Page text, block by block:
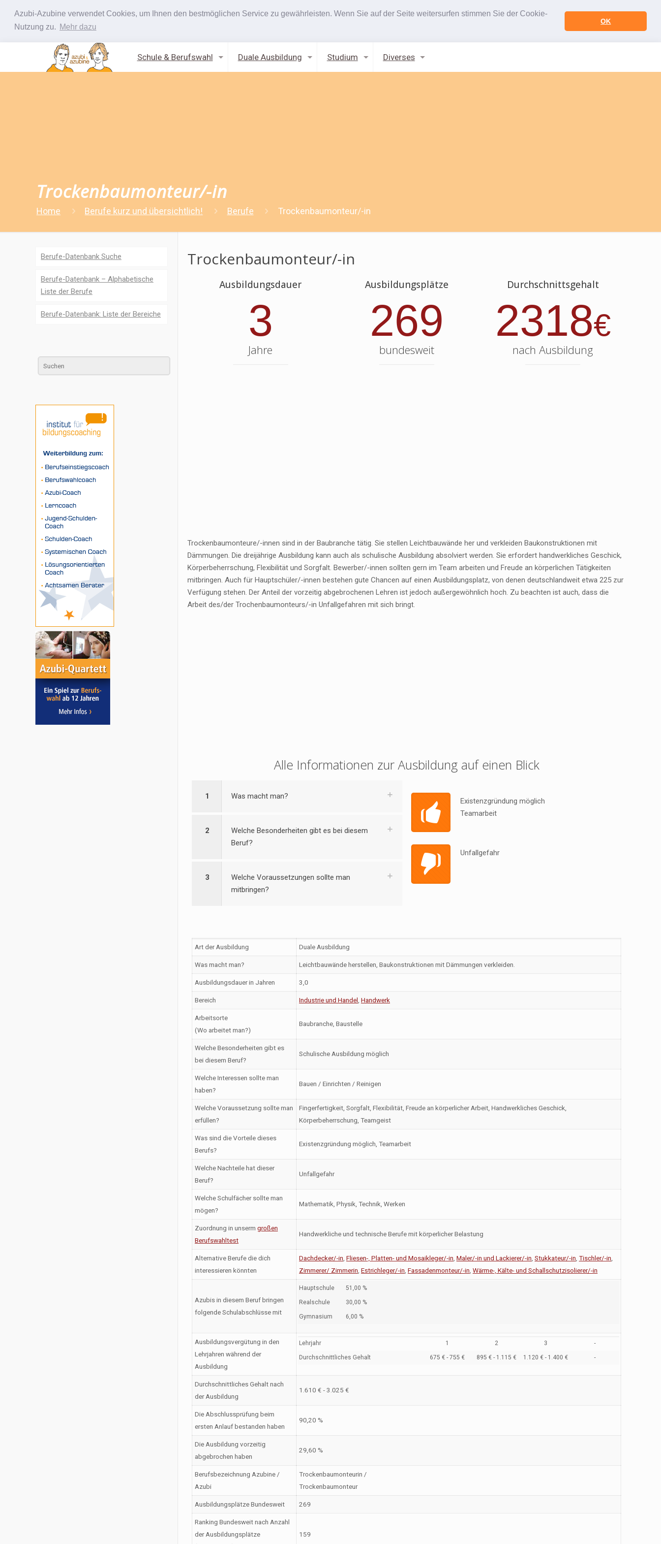
Azubi-Azubine verwendet Cookies, um Ihnen den bestmöglichen Service zu gewährleisten. Wenn Sie auf der Seite weitersurfen stimmen Sie der Cookie-
Nutzung zu. Mehr dazu
OK
Schule & Berufswahl Duale Ausbildung Studium Diverses
Trockenbaumonteur/-in
Home Berufe kurz und übersichtlich! Berufe Trockenbaumonteur/-in
Trockenbaumonteur/-in
Ausbildungsdauer
3
Jahre
Ausbildungsplätze
269
bundesweit
Durchschnittsgehalt
2318€
nach Ausbildung
Trockenbaumonteure/-innen sind in der Baubranche tätig. Sie stellen Leichtbauwände her und verkleiden Baukonstruktionen mit
Dämmungen. Die dreijährige Ausbildung kann auch als schulische Ausbildung absolviert werden. Sie erfordert handwerkliches Geschick,
Körperbeherrschung, Flexibilität und Sorgfalt. Bewerber/-innen sollten gern im Team arbeiten und Freude an körperlichen Tätigkeiten
mitbringen. Auch für Hauptschüler/-innen bestehen gute Chancen auf einen Ausbildungsplatz, von denen deutschlandweit etwa 225 zur
Verfügung stehen. Der Anteil der vorzeitig abgebrochenen Lehren ist jedoch außergewöhnlich hoch. Zu beachten ist auch, dass die
Arbeit des/der Trochenbaumonteurs/-in Unfallgefahren mit sich bringt.
Alle Informationen zur Ausbildung auf einen Blick
1 Was macht man?
2
Welche Besonderheiten gibt es bei diesem
Beruf?
3
Welche Voraussetzungen sollte man
mitbringen?
Existenzgründung möglich
Teamarbeit
Unfallgefahr
Art der Ausbildung Duale Ausbildung
Was macht man? Leichtbauwände herstellen, Baukonstruktionen mit Dämmungen verkleiden.
Ausbildungsdauer in Jahren 3,0
Bereich Industrie und Handel Handwerk
Arbeitsorte
(Wo arbeitet man?)
Baubranche, Baustelle
Welche Besonderheiten gibt es
bei diesem Beruf?
Schulische Ausbildung möglich
Welche Interessen sollte man
haben?
Bauen / Einrichten / Reinigen
Welche Voraussetzung sollte man
erfüllen?
Fingerfertigkeit, Sorgfalt, Flexibilität, Freude an körperlicher Arbeit, Handwerkliches Geschick,
Körperbeherrschung, Teamgeist
Was sind die Vorteile dieses
Berufs?
Existenzgründung möglich, Teamarbeit
Welche Nachteile hat dieser
Beruf?
Unfallgefahr
Welche Schulfächer sollte man
mögen?
Mathematik, Physik, Technik, Werken
Zuordnung in unserm großen
Berufswahltest
Handwerkliche und technische Berufe mit körperlicher Belastung
Alternative Berufe die dich
interessieren könnten
Dachdecker/-in Fliesen-, Platten- und Mosaikleger/-in Maler/-in und Lackierer/-in Stukkateur/-in Tischler/-in
Zimmerer/ Zimmerin Estrichleger/-in Fassadenmonteur/-in Wärme-, Kälte- und Schallschutzisolierer/-in
Azubis in diesem Beruf bringen
folgende Schulabschlüsse mit
Hauptschule 51,00 %
Realschule 30,00 %
Gymnasium 6,00 %
Ausbildungsvergütung in den
Lehrjahren während der
Ausbildung
Lehrjahr 1 2 3 -
Durchschnittliches Gehalt 675 € - 755 € 895 € - 1.115 € 1.120 € - 1.400 € -
Durchschnittliches Gehalt nach
der Ausbildung
1.610 € - 3.025 €
Die Abschlussprüfung beim
ersten Anlauf bestanden haben
90,20 %
Die Ausbildung vorzeitig
abgebrochen haben
29,60 %
Berufsbezeichnung Azubine /
Azubi
Trockenbaumonteurin /
Trockenbaumonteur
Ausbildungsplätze Bundesweit 269
Ranking Bundesweit nach Anzahl
der Ausbildungsplätze
159
Berufe-Datenbank Suche
Berufe-Datenbank – Alphabetische
Liste der Berufe
Berufe-Datenbank: Liste der Bereiche